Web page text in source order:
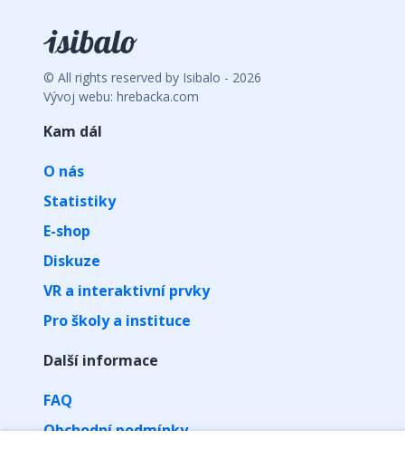
© All rights reserved by Isibalo - 2026
Vývoj webu: hrebacka.com
Kam dál
O nás
Statistiky
E-shop
Diskuze
VR a interaktivní prvky
Pro školy a instituce
Další informace
FAQ
Obchodní podmínky